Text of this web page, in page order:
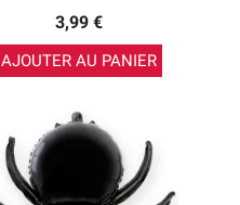
3,99 €
AJOUTER AU PANIER